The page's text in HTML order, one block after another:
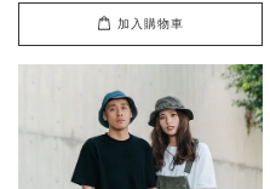
加入購物車